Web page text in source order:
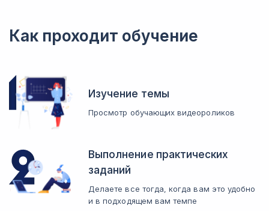
Как проходит обучение
Изучение темы
Просмотр обучающих видеороликов
Выполнение практических
заданий
Делаете все тогда, когда вам это удобно
и в подходящем вам темпе